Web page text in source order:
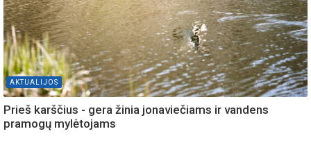
AKTUALIJOS
Prieš karščius - gera žinia jonaviečiams ir vandens
pramogų mylėtojams